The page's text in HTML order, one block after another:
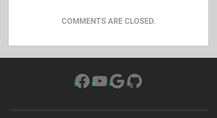
COMMENTS ARE CLOSED.
Facebook
YouTube
Google
GitHub